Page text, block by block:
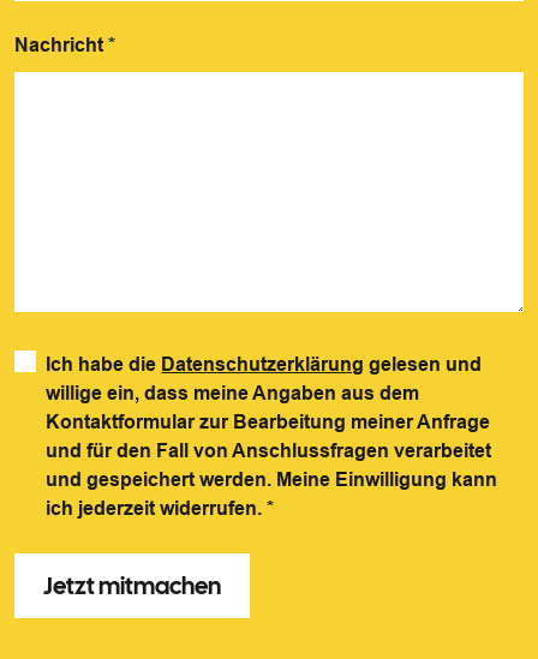
Nachricht *
Ich habe die Datenschutzerklärung gelesen und
willige ein, dass meine Angaben aus dem
Kontaktformular zur Bearbeitung meiner Anfrage
und für den Fall von Anschlussfragen verarbeitet
und gespeichert werden. Meine Einwilligung kann
ich jederzeit widerrufen.*